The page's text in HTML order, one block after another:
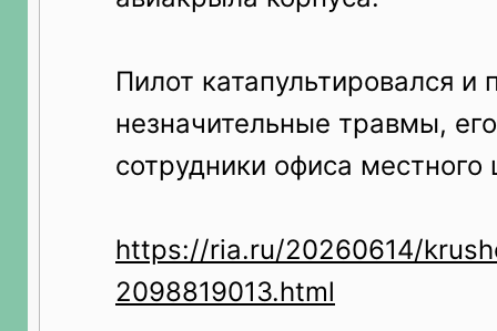
Пилот катапультировался и
незначительные травмы,
сотрудники офиса
https://ria.ru/20260614/
2098819013.html